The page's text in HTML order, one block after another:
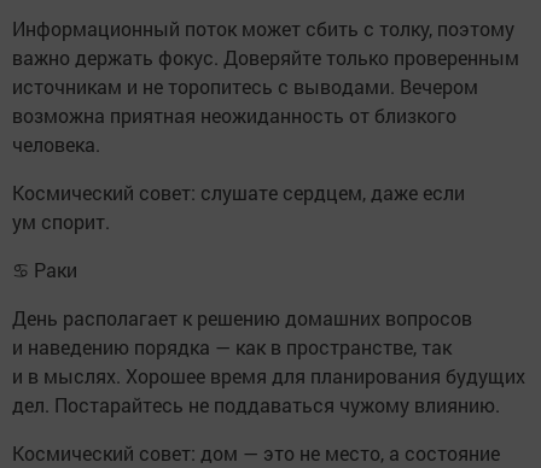
Информационный поток может сбить с толку, поэтому
важно держать фокус. Доверяйте только проверенным
источникам и не торопитесь с выводами. Вечером
возможна приятная неожиданность от близкого
человека.
Космический совет: слушате сердцем, даже если
ум спорит.
♋ Раки
День располагает к решению домашних вопросов
и наведению порядка — как в пространстве, так
и в мыслях. Хорошее время для планирования будущих
дел. Постарайтесь не поддаваться чужому влиянию.
Космический совет: дом — это не место, а состояние